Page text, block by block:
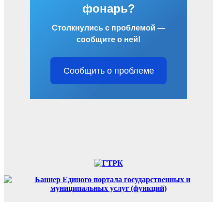
фонарь?
Столкнулись с проблемой —
сообщите о ней!
Сообщить о проблеме